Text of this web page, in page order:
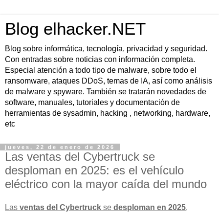
Blog elhacker.NET
Blog sobre informática, tecnología, privacidad y seguridad.
Con entradas sobre noticias con información completa.
Especial atención a todo tipo de malware, sobre todo el
ransomware, ataques DDoS, temas de IA, así como análisis
de malware y spyware. También se tratarán novedades de
software, manuales, tutoriales y documentación de
herramientas de sysadmin, hacking , networking, hardware,
etc
jueves, 22 de enero de 2026
Las ventas del Cybertruck se
desploman en 2025: es el vehículo
eléctrico con la mayor caída del mundo
Las ventas del Cybertruck se desploman en 2025,